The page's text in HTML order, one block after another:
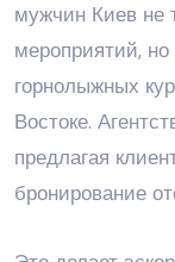
мужчин Киев не
мероприятий,
горнолыжных
Востоке.
предлагая
бронирование